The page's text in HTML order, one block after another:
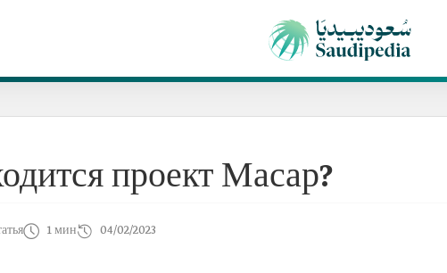
проект Масар?
1 мин 04/02/2023